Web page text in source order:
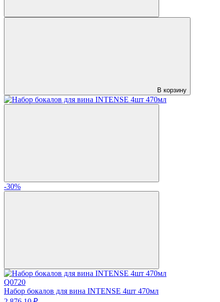
В корзину
-30%
Q0720
Набор бокалов для вина INTENSE 4шт 470мл